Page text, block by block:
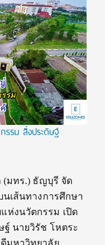
รรม สิ่งประดิษฐ์
(มทร.) ธัญบุรี จัด
นเส้นทางการศึกษา
ห่งนวัตกรรม เปิด
นายวิรัช โหตระ